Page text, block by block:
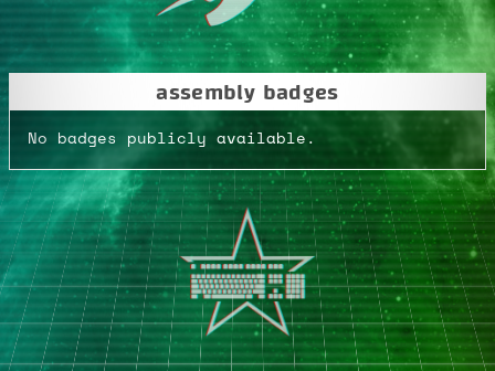
assembly badges
No badges publicly available.